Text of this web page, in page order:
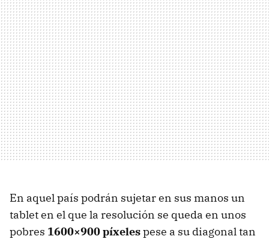
En aquel país podrán sujetar en sus manos un
tablet en el que la resolución se queda en unos
pobres 1600×900 píxelespese a su diagonal tan